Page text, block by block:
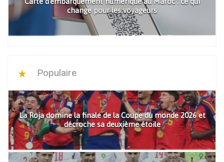
change pour les voyageurs
Populaire
La Roja domine la finale de la Coupe du monde 2026 et
décroche sa deuxième étoile